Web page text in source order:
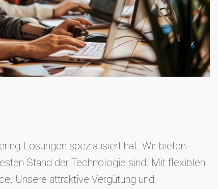
Lösungen spezialisiert hat. Wir bieten
Stand der Technologie sind. Mit flexiblen
Unsere attraktive Vergütung und